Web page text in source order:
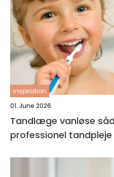
inspiration
01. June 2026
Tandlæge vanløse sådan finder du tryg og
professionel tandpleje